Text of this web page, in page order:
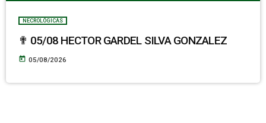
NECROLÓGICAS
✟ 05/08 HECTOR GARDEL SILVA GONZALEZ
today 05/08/2026